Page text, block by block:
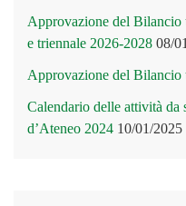
Approvazione del Bilancio
e triennale 2026-2028 08/
Approvazione del Bilancio
Calendario delle attività
d’Ateneo 2024 10/01/2025